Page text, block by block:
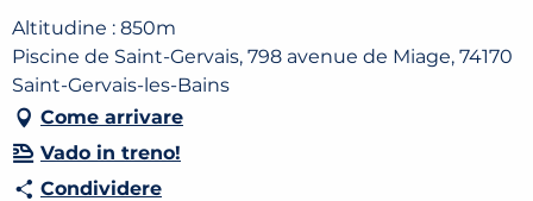
Altitudine : 850m
Piscine de Saint-Gervais, 798 avenue de Miage, 74170
Saint-Gervais-les-Bains
Come arrivare
Vado in treno!
Condividere